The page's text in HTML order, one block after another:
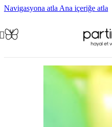
Navigasyona atla Ana içeriğe atla